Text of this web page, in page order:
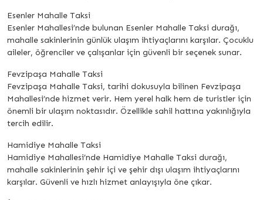
Esenler Mahalle Taksi
Esenler Mahallesi’nde bulunan Esenler Mahalle Taksi durağı,
mahalle sakinlerinin günlük ulaşım ihtiyaçlarını karşılar. Çocuklu
aileler, öğrenciler ve çalışanlar için güvenli bir seçenek sunar.
Fevzipaşa Mahalle Taksi
Fevzipaşa Mahalle Taksi, tarihi dokusuyla bilinen Fevzipaşa
Mahallesi’nde hizmet verir. Hem yerel halk hem de turistler için
önemli bir ulaşım noktasıdır. Özellikle sahil hattına yakınlığıyla
tercih edilir.
Hamidiye Mahalle Taksi
Hamidiye Mahallesi’nde Hamidiye Mahalle Taksi durağı,
mahalle sakinlerinin şehir içi ve şehir dışı ulaşım ihtiyaçlarını
karşılar. Güvenli ve hızlı hizmet anlayışıyla öne çıkar.